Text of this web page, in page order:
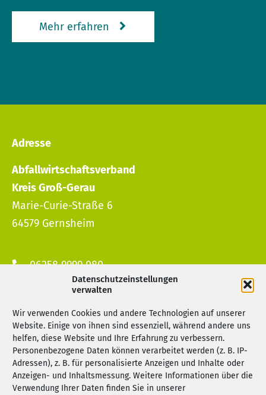
Datenschutzeinstellungen
verwalten
Wir verwenden Cookies und andere Technologien auf unserer
Website. Einige von ihnen sind essenziell, während andere uns
helfen, diese Website und Ihre Erfahrung zu verbessern.
Personenbezogene Daten können verarbeitet werden (z. B. IP-
Adressen), z. B. für personalisierte Anzeigen und Inhalte oder
Anzeigen- und Inhaltsmessung. Weitere Informationen über die
Verwendung Ihrer Daten finden Sie in unserer
Mehr erfahren
Adresse
Abfallwirtschaftsverband
Kreis Groß-Gerau
Marie-Curie-Straße 6
64579 Gernsheim
06258 9999 080
info@awv-gg.de
Servicezeiten
Montag bis Mittwoch
08:30 – 12:00 + 13:30 – 16:00 Uhr
Donnerstag